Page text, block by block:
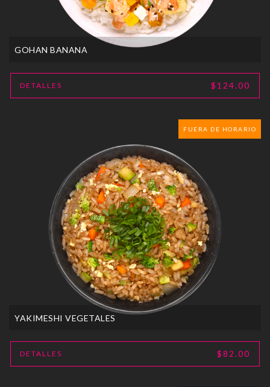
GOHAN BANANA
DETALLES $124.00
FUERA DE HORARIO
YAKIMESHI VEGETALES
DETALLES $82.00